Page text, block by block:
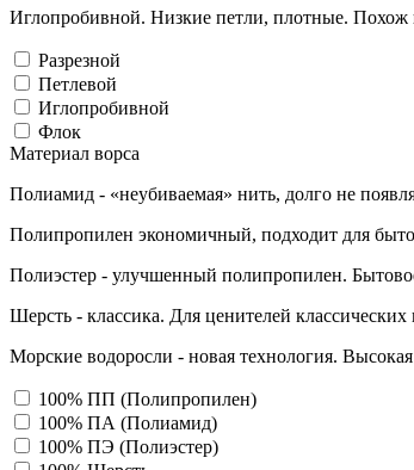
Иглопробивной. Низкие петли, плотные. Похож
Разрезной
Петлевой
Иглопробивной
Флок
Материал ворса
Полиамид - «неубиваемая» нить, долго не
Полипропилен экономичный, подходит для
Полиэстер - улучшенный полипропилен.
Шерсть - классика. Для ценителей классических
Морские водоросли - новая технология.
100% ПП (Полипропилен)
100% ПА (Полиамид)
100% ПЭ (Полиэстер)